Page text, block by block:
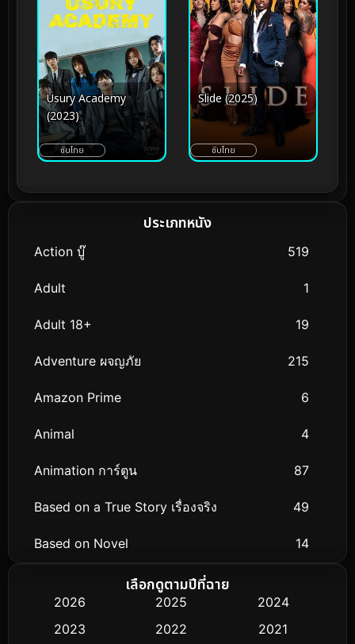
Usury Academy
(2023)
ซับไทย
Slide (2025)
ซับไทย
ประเภทหนัง
Action บู๊ 519
Adult 1
Adult 18+ 19
Adventure ผจญภัย 215
Amazon Prime 6
Animal 4
Animation การ์ตูน 87
Based on a True Story เรื่องจริง 49
Based on Novel 14
Biography ชีวิตจริงเลือกดูตามปีที่ฉาย
2026 2025
2024
2023
2022
2021